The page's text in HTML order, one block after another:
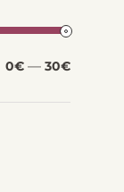
0€ — 30€